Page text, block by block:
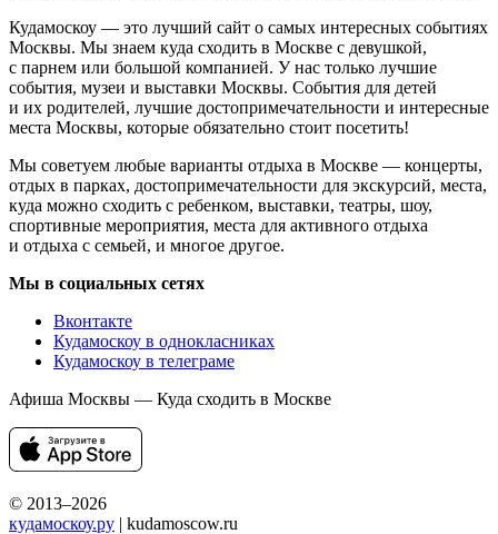
Кудамоскоу — это лучший сайт о самых интересных событиях
Москвы. Мы знаем куда сходить в Москве с девушкой,
с парнем или большой компанией. У нас только лучшие
события, музеи и выставки Москвы. События для детей
и их родителей, лучшие достопримечательности и интересные
места Москвы, которые обязательно стоит посетить!
Мы советуем любые варианты отдыха в Москве — концерты,
отдых в парках, достопримечательности для экскурсий, места,
куда можно сходить с ребенком, выставки, театры, шоу,
спортивные мероприятия, места для активного отдыха
и отдыха с семьей, и многое другое.
Мы в социальных сетях
Вконтакте
Кудамоскоу в однокласниках
Кудамоскоу в телеграме
Афиша Москвы — Куда сходить в Москве
© 2013–2026
кудамоскоу.ру | kudamoscow.ru